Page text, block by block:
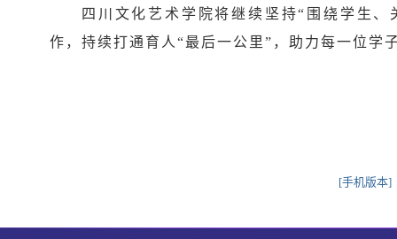
四川文化艺术学院将继续坚持“围绕学生
作，持续打通育人“最后一公里”，助力每一位学
[手机版本]